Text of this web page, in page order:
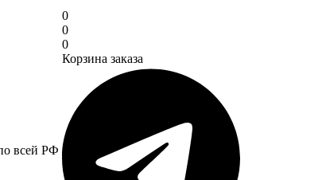
всей РФ
0
0
0
Корзина заказа